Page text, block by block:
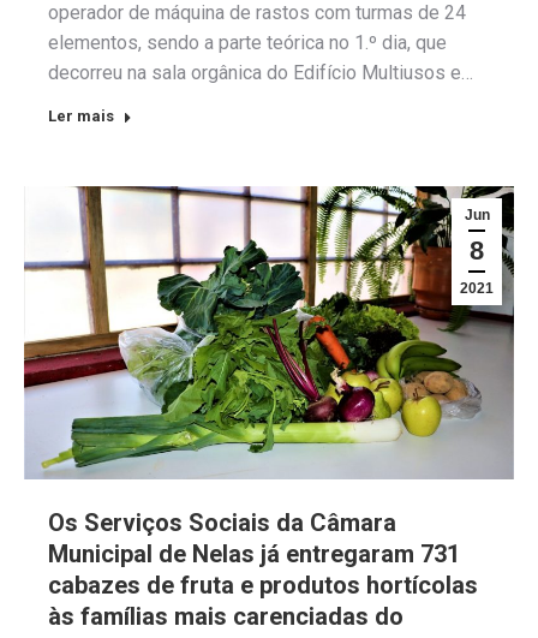
operador de máquina de rastos com turmas de 24
elementos, sendo a parte teórica no 1.º dia, que
decorreu na sala orgânica do Edifício Multiusos e…
Ler mais
Jun
8
2021
Os Serviços Sociais da Câmara
Municipal de Nelas já entregaram 731
cabazes de fruta e produtos hortícolas
às famílias mais carenciadas do